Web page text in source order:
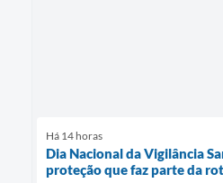
Há 14 horas
Dia Nacional da Vigilância
proteção que faz parte da